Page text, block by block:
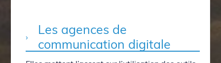
Les agences de
communication digitale